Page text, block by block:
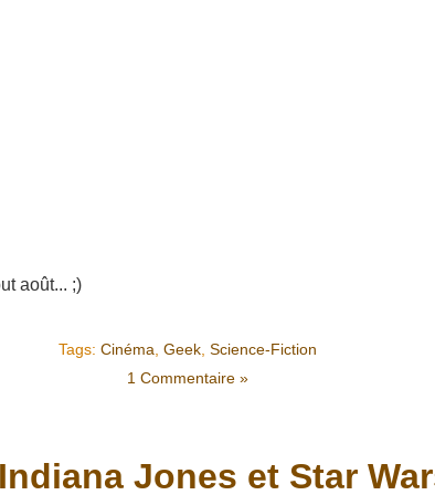
août... ;)
Tags: Cinéma, Geek, Science-Fiction
1 Commentaire »
Jones et Star